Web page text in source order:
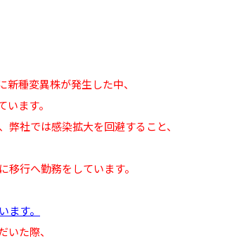
種変異株が発生した中、
ます。
社では感染拡大を回避すること、
行へ勤務をしています。
ます。
いた際、